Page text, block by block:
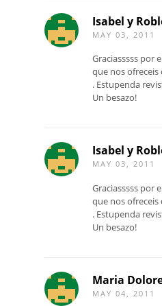
Isabel y
MAY 03, 2011
Graciasssss por
que nos
. Estupenda
Un besazo!
Isabel y
MAY 03, 2011
Graciasssss por
que nos
. Estupenda
Un besazo!
Maria
MAY 04, 2011